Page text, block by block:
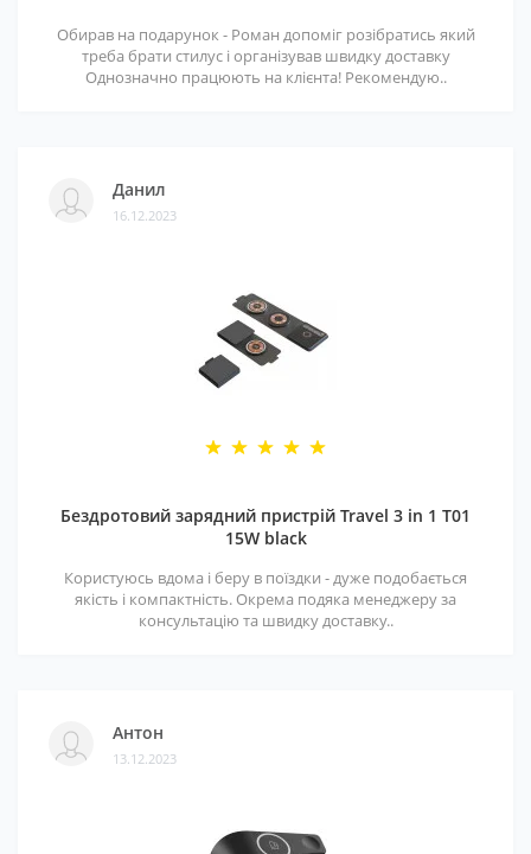
Обирав на подарунок - Роман допоміг розібратись який
треба брати стилус і організував швидку доставку
Однозначно працюють на клієнта! Рекомендую..
Данил
16.12.2023
Бездротовий зарядний пристрій Travel 3 in 1 T01
15W black
Користуюсь вдома і беру в поїздки - дуже подобається
якість і компактність. Окрема подяка менеджеру за
консультацію та швидку доставку..
Антон
13.12.2023